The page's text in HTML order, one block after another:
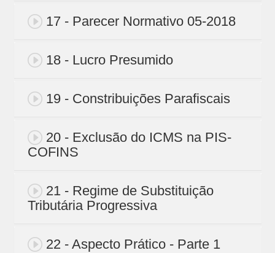
17 - Parecer Normativo 05-2018
18 - Lucro Presumido
19 - Constribuições Parafiscais
20 - Exclusão do ICMS na PIS-
COFINS
21 - Regime de Substituição
Tributária Progressiva
22 - Aspecto Prático - Parte 1